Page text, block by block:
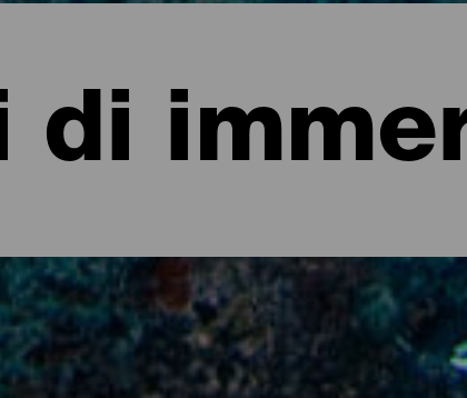
di
di La Palma